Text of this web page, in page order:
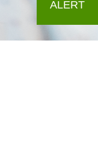
ALERT